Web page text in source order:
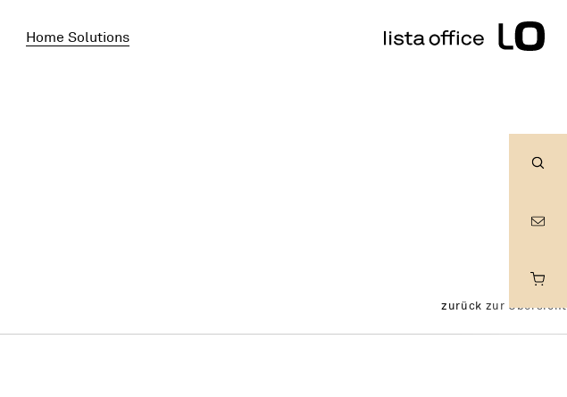
Home Solutions
zurück zur Übersicht